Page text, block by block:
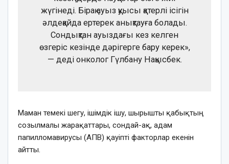
жүгінеді. Бірақ ауыз қуысы қатерлі ісігін
әлдеқайда ертерек анықтауға болады.
Сондықтан ауыздағы кез келген
өзгеріс кезінде дәрігерге бару керек»,
— деді онколог Гүлбану Нақысбек.
Маман темекі шегу, ішімдік ішу, шырышты қабықтың
созылмалы жарақаттары, сондай-ақ, адам
папилломавирусы (АПВ) қауіпті факторлар екенін
айтты.